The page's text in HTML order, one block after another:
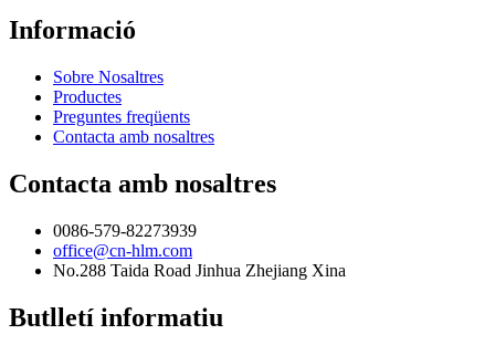
Informació
Sobre Nosaltres
Productes
Preguntes freqüents
Contacta amb nosaltres
Contacta amb nosaltres
0086-579-82273939
office@cn-hlm.com
No.288 Taida Road Jinhua Zhejiang Xina
Butlletí informatiu